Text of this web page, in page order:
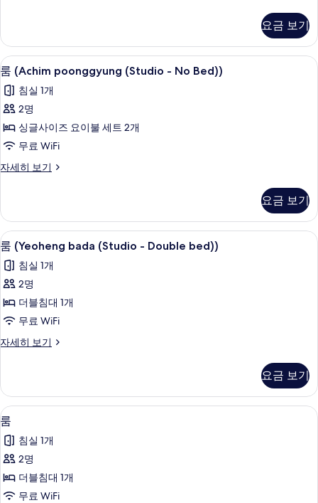
보
기
building))
자
세
히
보
기
요금 보기
룸
(Achim
poonggyung
(Studio
-
No
Bed))
모
두
보
기
7
룸 (Achim poonggyung (Studio - No Bed))
침실 1개
2명
싱글사이즈 요이불 세트 2개
무료 WiFi
자세히 보기
룸
-
No
Bed))
자
세
히
기
요금 보기
룸
(Yeoheng
bada
(Studio
-
Double
bed))
모
두
보
기
7
룸 (Yeoheng bada (Studio - Double bed))
침실 1개
2명
더블침대 1개
무료 WiFi
자세히 보기
룸
-
Double
bed))
자
세
히
기
요금 보기
룸
사
진
모
두
룸
침실 1개
2명
더블침대 1개
무료 WiFi